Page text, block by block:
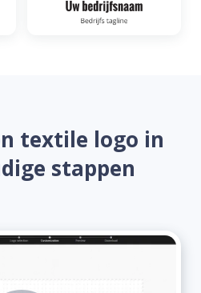
textile logo in
stappen